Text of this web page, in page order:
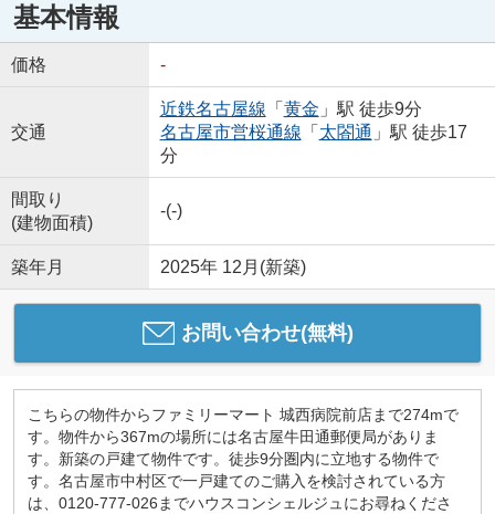
基本情報
価格 -
交通
近鉄名古屋線 「 黄金 」駅 徒歩9分
名古屋市営桜通線 「 太閤通 」駅 徒歩17
分
間取り
(建物面積)
-(-)
築年月 2025年 12月(新築)
お問い合わせ(無料)
こちらの物件からファミリーマート 城西病院前店まで274mで
す。物件から367mの場所には名古屋牛田通郵便局がありま
す。新築の戸建て物件です。徒歩9分圏内に立地する物件で
す。名古屋市中村区で一戸建てのご購入を検討されている方
は、0120-777-026までハウスコンシェルジュにお尋ねくださ